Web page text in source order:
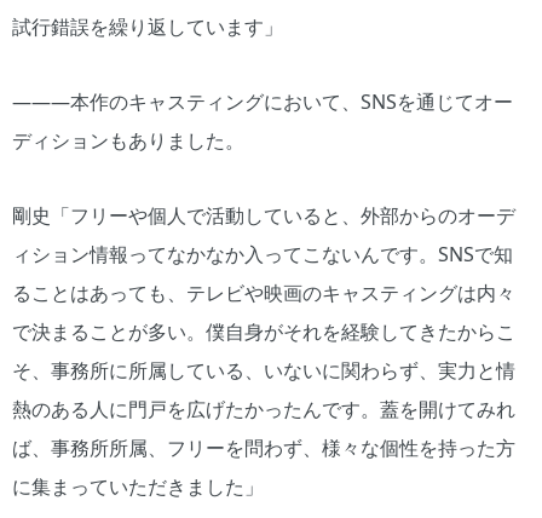
試行錯誤を繰り返しています」
―――本作のキャスティングにおいて、SNSを通じてオー
ディションもありました。
剛史「フリーや個人で活動していると、外部からのオーデ
ィション情報ってなかなか入ってこないんです。SNSで知
ることはあっても、テレビや映画のキャスティングは内々
で決まることが多い。僕自身がそれを経験してきたからこ
そ、事務所に所属している、いないに関わらず、実力と情
熱のある人に門戸を広げたかったんです。蓋を開けてみれ
ば、事務所所属、フリーを問わず、様々な個性を持った方
に集まっていただきました」